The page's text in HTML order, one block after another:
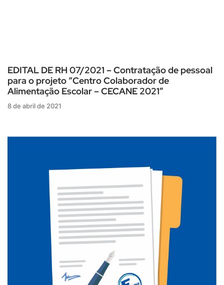
EDITAL DE RH 07/2021 – Contratação de pessoal
para o projeto “Centro Colaborador de
Alimentação Escolar – CECANE 2021”
8 de abril de 2021